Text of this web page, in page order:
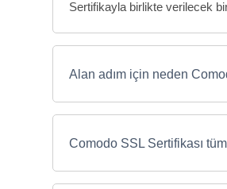
Sertifikayla birlikte verilecek
Alan adım için neden
Comodo SSL Sertifikası tüm